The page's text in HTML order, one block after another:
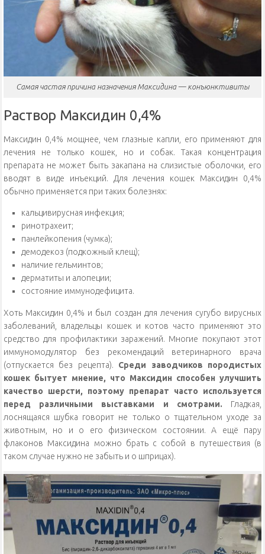
Самая частая причина назначения Максидина — конъюнктивиты
Раствор Максидин 0,4%
Максидин 0,4% мощнее, чем глазные капли, его применяют для
лечения не только кошек, но и собак. Такая концентрация
препарата не может быть закапана на слизистые оболочки, его
вводят в виде инъекций. Для лечения кошек Максидин 0,4%
обычно применяется при таких болезнях:
кальцивирусная инфекция;
ринотрахеит;
панлейкопения (чумка);
демодекоз (подкожный клещ);
наличие гельминтов;
дерматиты и алопеции;
состояние иммунодефицита.
Хоть Максидин 0,4% и был создан для лечения сугубо вирусных
заболеваний, владельцы кошек и котов часто применяют это
средство для профилактики заражений. Многие покупают этот
иммуномодулятор без рекомендаций ветеринарного врача
(отпускается без рецепта). Среди заводчиков породистых
кошек бытует мнение, что Максидин способен улучшить
качество шерсти, поэтому препарат часто используется
перед различными выставками и смотрами. Гладкая,
лоснящаяся шубка говорит не только о тщательном уходе за
животным, но и о его физическом состоянии. А ещё пару
флаконов Максидина можно брать с собой в путешествия (в
таком случае нужно не забыть и о шприцах).